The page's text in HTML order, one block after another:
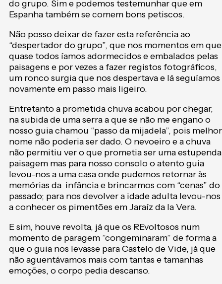
do grupo. Sim e podemos testemunhar que em
Espanha também se comem bons petiscos.
Não posso deixar de fazer esta referência ao
“despertador do grupo”, que nos momentos em que
quase todos íamos adormecidos e embalados pelas
paisagens e por vezes a fazer registos fotográficos,
um ronco surgia que nos despertava e lá seguíamos
novamente em passo mais ligeiro.
Entretanto a prometida chuva acabou por chegar,
na subida de uma serra a que se não me engano o
nosso guia chamou “passo da mijadela”, pois melhor
nome não poderia ser dado. O nevoeiro e a chuva
não permitiu ver o que prometia ser uma estupenda
paisagem mas para nosso consolo o atento guia
levou-nos a uma casa onde pudemos retornar às
memórias da infância e brincarmos com “cenas” do
passado; para nos devolver a idade adulta levou-nos
a conhecer os pimentões em Jaraíz da la Vera.
E sim, houve revolta, já que os REvoltosos num
momento de paragem ”congeminaram” de forma a
que o guia nos levasse para Castelo de Vide, já que
não aguentávamos mais com tantas e tamanhas
emoções, o corpo pedia descanso.